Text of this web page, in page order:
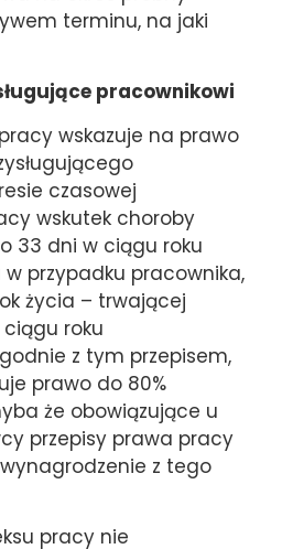
terminu, na jaki
pracownikowi
wskazuje na prawo
czasowej
wskutek choroby
33 dni w ciągu roku
przypadku pracownika,
życia – trwającej
ciągu roku
z tym przepisem,
prawo do 80%
że obowiązujące u
przepisy prawa pracy
z tego
pracy nie